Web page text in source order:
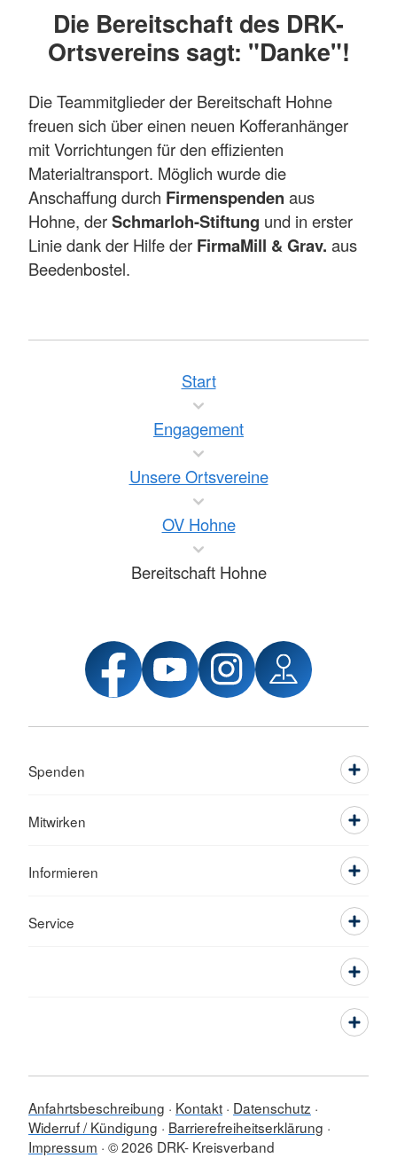
Die Bereitschaft des DRK-
Ortsvereins sagt: "Danke"!
Die Teammitglieder der Bereitschaft Hohne
freuen sich über einen neuen Kofferanhänger
mit Vorrichtungen für den effizienten
Materialtransport. Möglich wurde die
Anschaffung durch Firmenspenden aus
Hohne, derSchmarloh-Stiftung und in erster
Linie dank der Hilfe der FirmaMill & Grav. aus
Beedenbostel.
Start
Engagement
Unsere Ortsvereine
OV Hohne
Bereitschaft Hohne
Spenden
Mitwirken
Informieren
Service
Anfahrtsbeschreibung Kontakt Datenschutz
Widerruf / Kündigung
Barrierefreiheitserklärung
Impressum © 2026 DRK- Kreisverband